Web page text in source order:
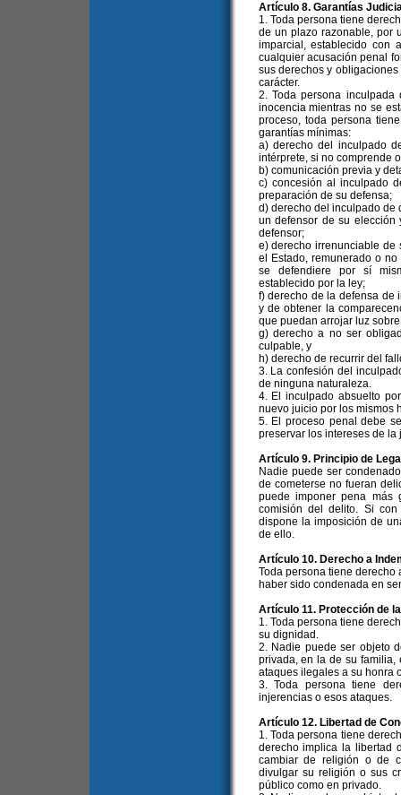
Artículo 8. Garantías
1. Toda persona tiene
de un plazo razonable, por
imparcial, establecido con
cualquier acusación penal
sus derechos y
carácter.
2. Toda persona
inocencia mientras no se
proceso, toda persona
garantías mínimas:
a) derecho del inculpado
intérprete, si no comprende
b) comunicación previa y
c) concesión al inculpado
preparación de su defensa;
d) derecho del inculpado de
un defensor de su elección
defensor;
e) derecho irrenunciable de
el Estado, remunerado o
se defendiere por sí
establecido por la ley;
f) derecho de la defensa de
y de obtener la
que puedan arrojar luz
g) derecho a no ser
culpable, y
h) derecho de recurrir del
3. La confesión del
de ninguna naturaleza.
4. El inculpado absuelto
nuevo juicio por los mismos
5. El proceso penal debe
preservar los intereses de la
Artículo 9. Principio de
Nadie puede ser
de cometerse no fueran
puede imponer pena
comisión del delito. Si
dispone la imposición de
de ello.
Artículo 10. Derecho a
Toda persona tiene
haber sido condenada en
Artículo 11. Protección de
1. Toda persona tiene
su dignidad.
2. Nadie puede ser objeto
privada, en la de su
ataques ilegales a su honra
3. Toda persona tiene
injerencias o esos ataques.
Artículo 12. Libertad de
1. Toda persona tiene
derecho implica la libertad
cambiar de religión o de
divulgar su religión o sus
público como en privado.